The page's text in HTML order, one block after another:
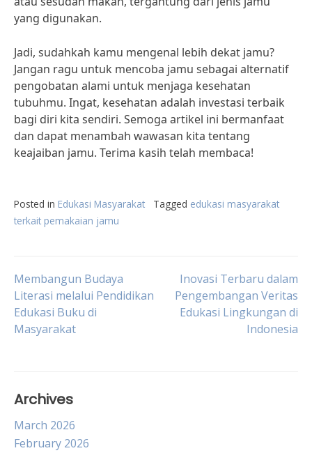
yang digunakan.
Jadi, sudahkah kamu mengenal lebih dekat jamu?
Jangan ragu untuk mencoba jamu sebagai alternatif
pengobatan alami untuk menjaga kesehatan
tubuhmu. Ingat, kesehatan adalah investasi terbaik
bagi diri kita sendiri. Semoga artikel ini bermanfaat
dan dapat menambah wawasan kita tentang
keajaiban jamu. Terima kasih telah membaca!
Posted in Edukasi Masyarakat Tagged edukasi masyarakat
terkait pemakaian jamu
Post
navigation
Membangun Budaya
Literasi melalui Pendidikan
Edukasi Buku di
Masyarakat
Inovasi Terbaru dalam
Pengembangan Veritas
Edukasi Lingkungan di
Indonesia
Archives
March 2026
February 2026